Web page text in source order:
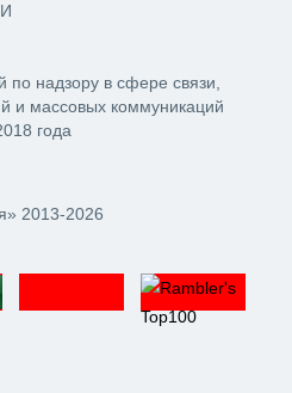
2013-2026
надзору в сфере связи,
и массовых коммуникаций
года